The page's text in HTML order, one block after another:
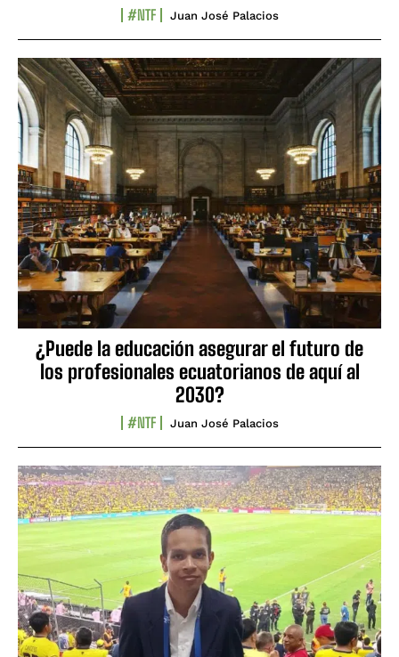
#NTF Juan José Palacios
¿Puede la educación asegurar el futuro de
los profesionales ecuatorianos de aquí al
2030?
#NTF Juan José Palacios